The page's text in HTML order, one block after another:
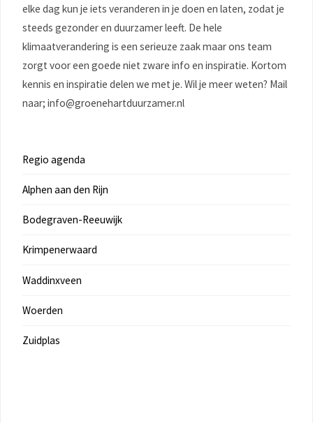
elke dag kun je iets veranderen in je doen en laten, zodat je
steeds gezonder en duurzamer leeft. De hele
klimaatverandering is een serieuze zaak maar ons team
zorgt voor een goede niet zware info en inspiratie. Kortom
kennis en inspiratie delen we met je. Wil je meer weten? Mail
naar; info@groenehartduurzamer.nl
Regio agenda
Alphen aan den Rijn
Bodegraven-Reeuwijk
Krimpenerwaard
Waddinxveen
Woerden
Zuidplas